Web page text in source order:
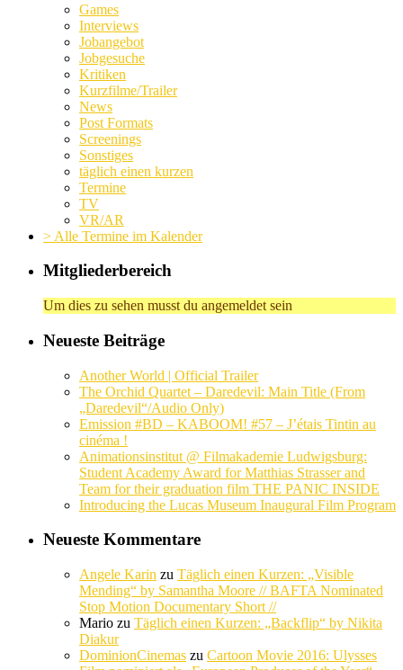
Games
Interviews
Jobangebot
Jobgesuche
Kritiken
Kurzfilme/Trailer
News
Post Formats
Screenings
Sonstiges
täglich einen kurzen
Termine
TV
VR/AR
> Alle Termine im Kalender
Mitgliederbereich
Um dies zu sehen musst du angemeldet sein
Neueste Beiträge
Another World | Official Trailer
The Orchid Quartet – Daredevil: Main Title (From
„Daredevil“/Audio Only)
Emission #BD – KABOOM! #57 – J’étais Tintin au
cinéma !
Animationsinstitut @ Filmakademie Ludwigsburg:
Student Academy Award for Matthias Strasser and
Team for their graduation film THE PANIC INSIDE
Introducing the Lucas Museum Inaugural Film Program
Neueste Kommentare
Angele Karin zu Täglich einen Kurzen: „Visible
Mending“ by Samantha Moore // BAFTA Nominated
Stop Motion Documentary Short //
Mario zu Täglich einen Kurzen: „Backflip“ by Nikita
Diakur
DominionCinemas zu Cartoon Movie 2016: Ulysses